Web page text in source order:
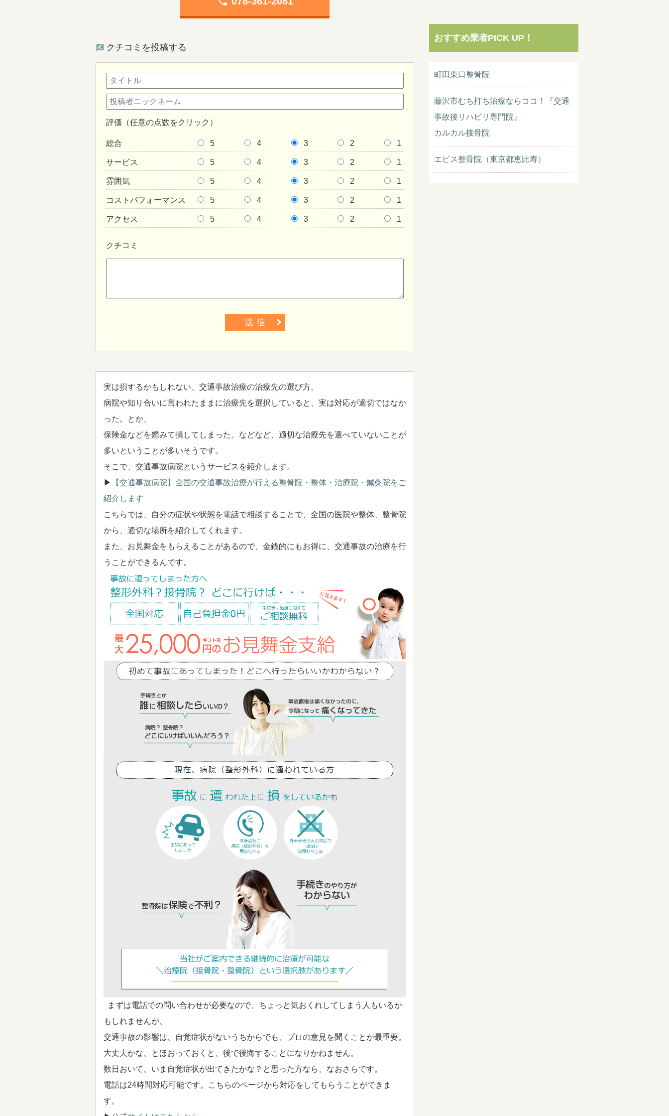
クチコミを投稿する
評価（任意の点数をクリック）
総合 5 4 3 2 1
サービス 5 4 3 2 1
雰囲気 5 4 3 2 1
コストパフォーマンス 5 4 3 2 1
アクセス 5 4 3 2 1
クチコミ
送 信
実は損するかもしれない、交通事故治療の治療先の選び方。
病院や知り合いに言われたままに治療先を選択していると、実は対応が適切ではなか
った。とか、
保険金などを鑑みて損してしまった。などなど、適切な治療先を選べていないことが
多いということが多いそうです。
そこで、交通事故病院というサービスを紹介します。
▶
【交通事故病院】全国の交通事故治療が行える整骨院・整体・治療院・鍼灸院をご
紹介します
こちらでは、自分の症状や状態を電話で相談することで、全国の医院や整体、整骨院
から、適切な場所を紹介してくれます。
また、お見舞金をもらえることがあるので、金銭的にもお得に、交通事故の治療を行
うことができるんです。
まずは電話での問い合わせが必要なので、ちょっと気おくれしてしまう人もいるか
もしれませんが、
交通事故の影響は、自覚症状がないうちからでも、プロの意見を聞くことが最重要。
大丈夫かな、とほおっておくと、後で後悔することになりかねません。
数日おいて、いま自覚症状が出てきたかな？と思った方なら、なおさらです。
電話は24時間対応可能です。こちらのページから対応をしてもらうことができま
す。
おすすめ業者PICK UP！
町田東口整骨院
藤沢市むち打ち治療ならココ！『交通
事故後リハビリ専門院』
カルカル接骨院
エビス整骨院（東京都恵比寿）